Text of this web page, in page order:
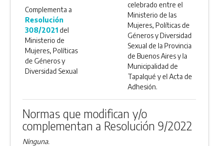
Complementa a
Resolución
308/2021del
Ministerio de
Mujeres, Políticas
de Géneros y
Diversidad Sexual
celebrado entre el
Ministerio de las
Mujeres, Políticas de
Géneros y Diversidad
Sexual de la Provincia
de Buenos Aires y la
Municipalidad de
Tapalqué y el Acta de
Adhesión.
Normas que modifican y/o
complementan a Resolución 9/2022
Ninguna.